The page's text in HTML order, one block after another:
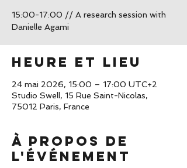
15:00-17:00 // A research session with
Heure et lieu
24 mai 2026, 15:00 – 17:00 UTC+2
Studio Swell, 15 Rue Saint-Nicolas,
75012 Paris, France
À propos de
l'événement